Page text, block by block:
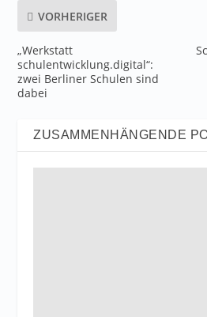
VORHERIGER
„Werkstatt
schulentwicklung.digital“:
zwei Berliner Schulen sind
dabei
ZUSAMMENHÄNGENDE